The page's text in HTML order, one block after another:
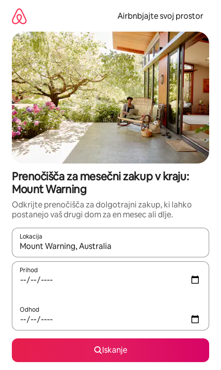
vsebino
Airbnbjajte svoj prostor
Prenočišča za mesečni zakup v kraju:
Mount Warning
Odkrijte prenočišča za dolgotrajni zakup, ki lahko
postanejo vaš drugi dom za en mesec ali dlje.
Lokacija
Ko so rezultati na voljo, krmarite s puščičnima tipkama gor in
Prihod
Odhod
Iskanje